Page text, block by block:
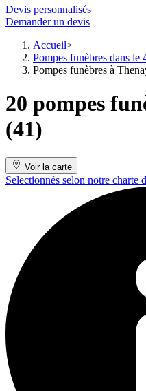
Devis personnalisés
Demander un devis
Accueil
Pompes funèbres dans le
Pompes funèbres à
20 pompes
(41)
Voir la carte
Selectionnés selon notre charte